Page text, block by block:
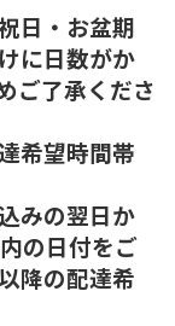
日・お盆期
に日数がか
ご了承くださ
希望時間帯
みの翌日か
の日付をご
降の配達希